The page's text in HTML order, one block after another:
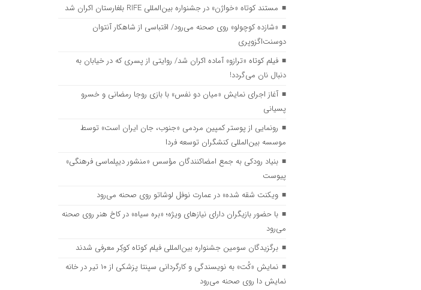
مستند کوتاه «خواژن» در جشنواره بین‌المللی RIFE بلغارستان اکران شد
«شازده کوچولو» روی صحنه می‌رود/ اقتباسی از شاهکار آنتوان
دوسنت‌اگزوپری
فیلم کوتاه «ترازو» آماده اکران شد/ روایتی از پسری که در خیابان به
دنبال نان می‌گردد!
آغاز اجرای نمایش «میان دو نفس» با بازی روجا رمضانی و خسرو
پسیانی
رونمایی از پوستر کمپین مردمی «جنوب، جان ایران است» توسط
موسسه بین‌المللی کنشگران توسعه فردا
بنیاد رودکی به جمع امضاکنندگان مؤسس «منشور دیپلماسی فرهنگی»
پیوست
ویکنت شقه شده» در عمارت نوفل لوشاتو روی صحنه می‌رود
با حضور بازیگران دارای نیازهای ویژه؛ «بره سیاه» در کاخ هنر روی صحنه
می‌رود
برگزیدگان سومین جشنواره بین‌المللی فیلم کوتاه کوکِر معرفی شدند
نمایش «کُت» به نویسندگی و کارگردانی سپنتا پزشکی از ۱۰ تیر در خانه
نمایش دا روی صحنه می‌رود